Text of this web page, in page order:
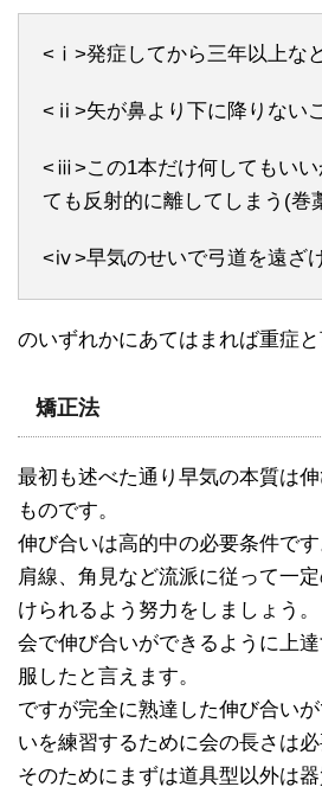
<ⅰ>発症してから三年以上な
<ⅱ>矢が鼻より下に降りない
<ⅲ>この1本だけ何してもい
ても反射的に離してしまう(巻
<ⅳ>早気のせいで弓道を遠ざ
のいずれかにあてはまれば重症と
矯正法
最初も述べた通り早気の本質は
ものです。
伸び合いは高的中の必要条件です
肩線、角見など流派に従って一
けられるよう努力をしましょう。
会で伸び合いができるように上
服したと言えます。
ですが完全に熟達した伸び合い
いを練習するために会の長さは必
そのためにまずは道具型以外は